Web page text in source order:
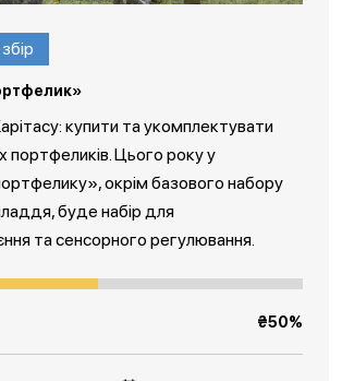
купити та укомплектувати
портфеликів. Цього року у
окрім базового набору
буде набір для
та сенсорного регулювання.
₴50%